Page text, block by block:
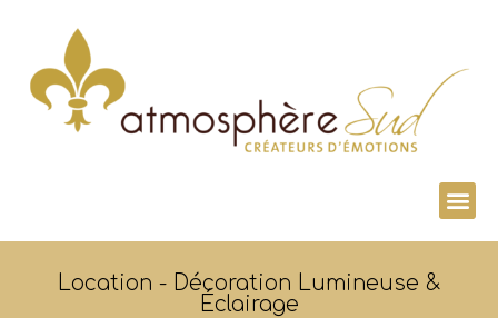
Location - Décoration Lumineuse &
Éclairage